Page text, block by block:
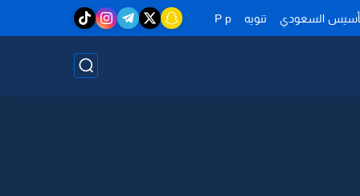
السعودي تنويه P p